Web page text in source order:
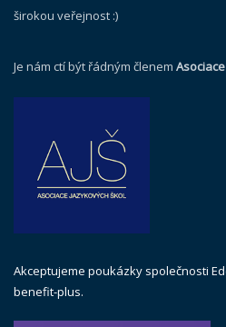
širokou veřejnost :)
Je nám ctí být řádným členem
Akceptujeme poukázky společnosti
benefit-plus.